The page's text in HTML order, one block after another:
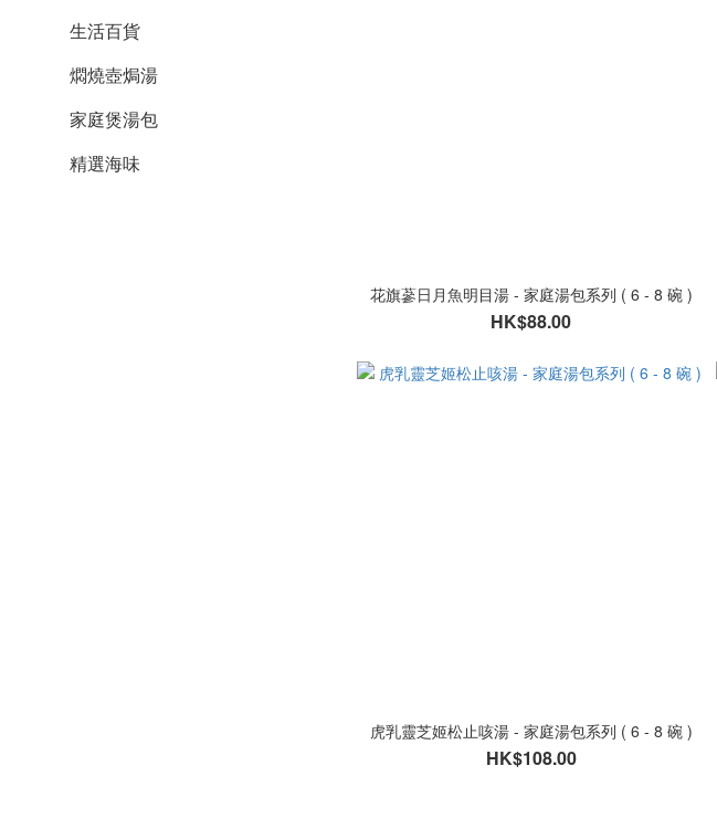
生活百貨
燜燒壺焗湯
家庭煲湯包
精選海味
花旗蔘日月魚明目湯 - 家庭湯包系列 ( 6 - 8 碗 )
HK$88.00
虎乳靈芝姬松止咳湯 - 家庭湯包系列 ( 6 - 8 碗 )
HK$108.00